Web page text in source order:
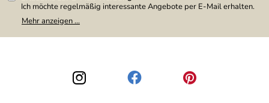
Ich möchte regelmäßig interessante Angebote per E-Mail erhalten.
Meine E-Mail-Adresse wird nicht an andere Unternehmen
weitergegeben. Zu statistischen Zwecken wird in anonymer Form
den Link "Abmelden" am Ende des Newsletters anklicke. Die
Datenschutzerklärung
habe ich zur Kenntnis genommen.
Mehr anzeigen ...